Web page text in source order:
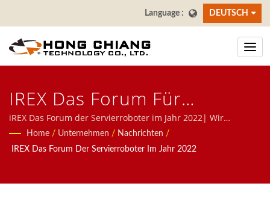
DEUTSCH
IREX Das Forum Für
Serviceroboter Im Jahr 2022
| Sushi-Bar Förderband -
iREX Das Forum der Servierroboter im Jahr 2022| Wir
konzentrieren uns auf automatische Systeme für Restaurants,
einschließlich Lebensmittel-Lieferrobotern,
Home / Unternehmen / Nachrichten /
IREX Das Forum Der Servierroboter Im Jahr 2022